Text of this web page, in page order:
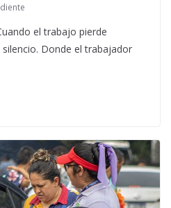
el trabajo pierde
Donde el trabajador